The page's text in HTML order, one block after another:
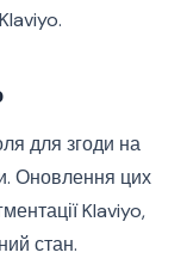
для згоди на
Оновлення цих
Klaviyo,
стан.